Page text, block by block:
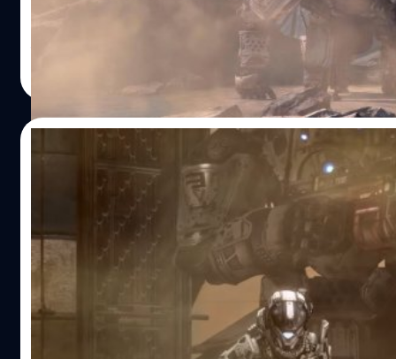
ยกเลิก แต่ดูเหมือน Respawn Entertainment กำลังทำบางสิ่ง
แตกต่าง มีรายงานจาก GamesBeat ตอนนี้ Respawn
Entertainment กำลังพัฒนาโปรเจกต์ใหม่อยู่ คาดว่าจะเปิดตัว
ภายในปี ค.ศ. 2024-2025 ตัวเกมยังคงพัฒนาอย่างต่อเนื่องแ
โมฮัมหมัด อาลาวี (Mohammad Alavi) อดีตผู้อยู่เบื้องหลัง
Duty ประกาศลาออกจาก Respawn Entertainment หลังจาก
ทำงานมา 11 ปี อาจมีผลกระทบบ้างแต่โปรเจกต์นี้ยังคงต้องเดิน
หน้าต่อไป ขณะที่รายละเอียดของเกมใหม่ยังคงรูปแบบของเกม
แนวยิงปืนมุมมองบุคคลที่ 1 ที่ยังคงเน้นไปทางการเคลื่อนไหวที่
ว่องไว มีความคล้ายคลึงกับเกมในซีรีส์ Titanfall แต่วงในที่เปิ
บอกว่าไม่ใช่ Titanfall 3 โปรเจกต์นี้ยังอยู่ในช่วงต้นแบบอยู่เล
ต้องใช้เวลาอีกหลายปีกว่าจะเสร็จสมบรูณ์ คงต้องมารอติดตา
ว่าเกมใหม่จาก Respawn…
02/12/2021
Respawn ถอน Titanfall ออกจากร้านค้า
ออนไลน์อย่างเป็นทางการ
การต่อสู้ระหว่าง Respawn Entertainment ผู้พัฒนา
เหล่าแฮกเกอร์มาถึงจุดสิ้นสุด Titanfall จะถูกถอนออกจากร้า
ออนไลน์อย่างเป็นทางการตั้งแต่วันนี้เป็นต้นไป หลังจากเจอปั
โดนโจมตีจากเหล่าแฮกเกอร์มาเป็นเวลาหลายปี แทนที่ความโ
จากการถอน Titanfall ออกจากร้านค้าออนไลน์จะมาจากเหล่า
แฮกเกอร์ กระแสลบถูกส่งมายัง Respawn Entertainment ผู้
จีรนาถ เรืองทรัพย์ | 1711 days ago